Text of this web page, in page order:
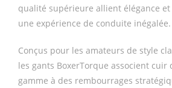
qualité supérieure allient élégance
une expérience de conduite inégalée.
Conçus pour les amateurs de style
les gants BoxerTorque associent cuir
gamme à des rembourrages